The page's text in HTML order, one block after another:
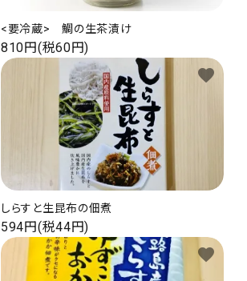
<要冷蔵> 鯛の生茶漬け
810円(税60円)
しらすと生昆布の佃煮
594円(税44円)
favorite
favorite